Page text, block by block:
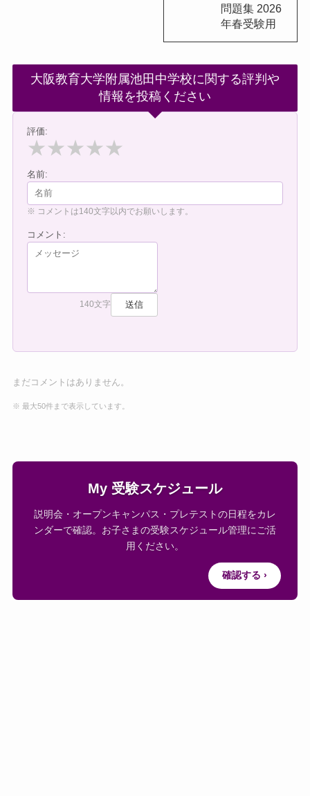
問題集 2026
年春受験用
大阪教育大学附属池田中学校に関する評判や
情報を投稿ください
評価:
★★★★★
名前:
※ コメントは140文字以内でお願いします。
コメント:
140文字 送信
まだコメントはありません。
※ 最大50件まで表示しています。
My 受験スケジュール
説明会・オープンキャンパス・プレテストの日程をカレ
ンダーで確認。お子さまの受験スケジュール管理にご活
用ください。
確認する ›